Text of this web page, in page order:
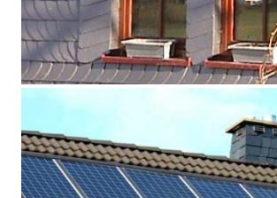
Fassaden Holz
Illustration